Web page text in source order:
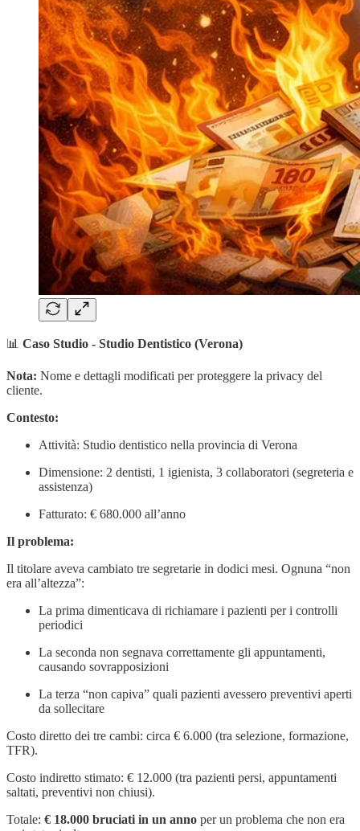
📊 Caso Studio - Studio Dentistico (Verona)
Nota: Nome e dettagli modificati per proteggere la privacy del
cliente.
Contesto:
Attività: Studio dentistico nella provincia di Verona
Dimensione: 2 dentisti, 1 igienista, 3 collaboratori (segreteria e
assistenza)
Fatturato: € 680.000 all’anno
Il problema:
Il titolare aveva cambiato tre segretarie in dodici mesi. Ognuna “non
era all’altezza”:
La prima dimenticava di richiamare i pazienti per i controlli
periodici
La seconda non segnava correttamente gli appuntamenti,
causando sovrapposizioni
La terza “non capiva” quali pazienti avessero preventivi aperti
da sollecitare
Costo diretto dei tre cambi: circa € 6.000 (tra selezione, formazione,
TFR).
Costo indiretto stimato: € 12.000 (tra pazienti persi, appuntamenti
saltati, preventivi non chiusi).
Totale: € 18.000 bruciati in un anno per un problema che non era